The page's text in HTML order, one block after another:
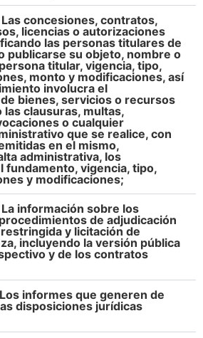
Las concesiones, contratos,
licencias o autorizaciones
las personas titulares de
publicarse su objeto, nombre o
titular, vigencia, tipo,
monto y modificaciones, así
involucra el
bienes, servicios o recursos
las clausuras, multas,
o cualquier
que se realice, con
en el mismo,
administrativa, los
fundamento, vigencia, tipo,
y modificaciones;
La información sobre los
de adjudicación
y licitación de
incluyendo la versión pública
y de los contratos
Los informes que generen de
disposiciones jurídicas